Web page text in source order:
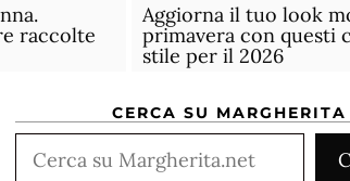
raccolte
Aggiorna il tuo look
primavera con questi
stile per il 2026
CERCA SU MARGHERITA
Cerca